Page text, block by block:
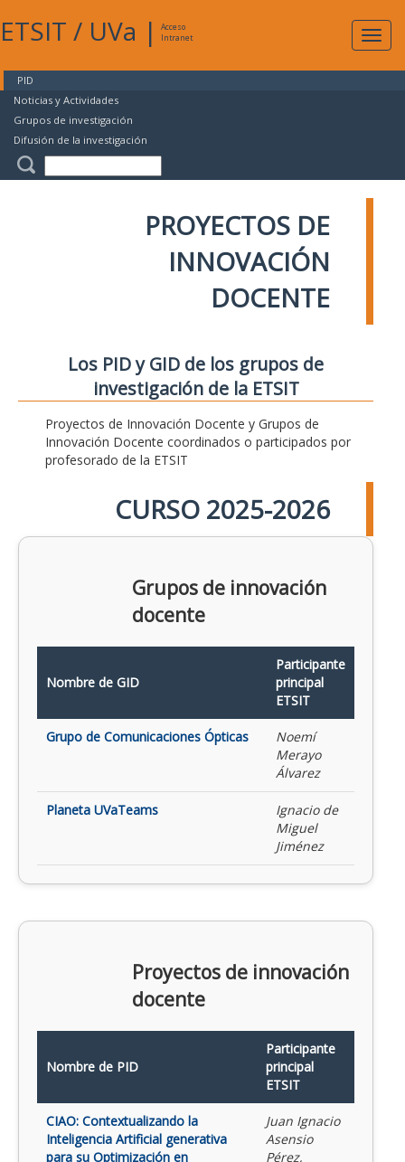
ETSIT / UVa |
Acceso
Intranet
PID
Noticias y Actividades
Grupos de investigación
Difusión de la investigación
PROYECTOS DE
INNOVACIÓN
DOCENTE
Los PID y GID de los grupos de
investigación de la ETSIT
Proyectos de Innovación Docente y Grupos de
Innovación Docente coordinados o participados por
profesorado de la ETSIT
CURSO 2025-2026
Grupos de innovación
docente
Nombre de GID
Participante
principal
ETSIT
Grupo de Comunicaciones Ópticas
Noemí
Merayo
Álvarez
Planeta UVaTeams
Ignacio de
Miguel
Jiménez
Proyectos de innovación
docente
Nombre de PID
Participante
principal
ETSIT
CIAO: Contextualizando la
Inteligencia Artificial generativa
para su Optimización en
Juan Ignacio
Asensio
Pérez,